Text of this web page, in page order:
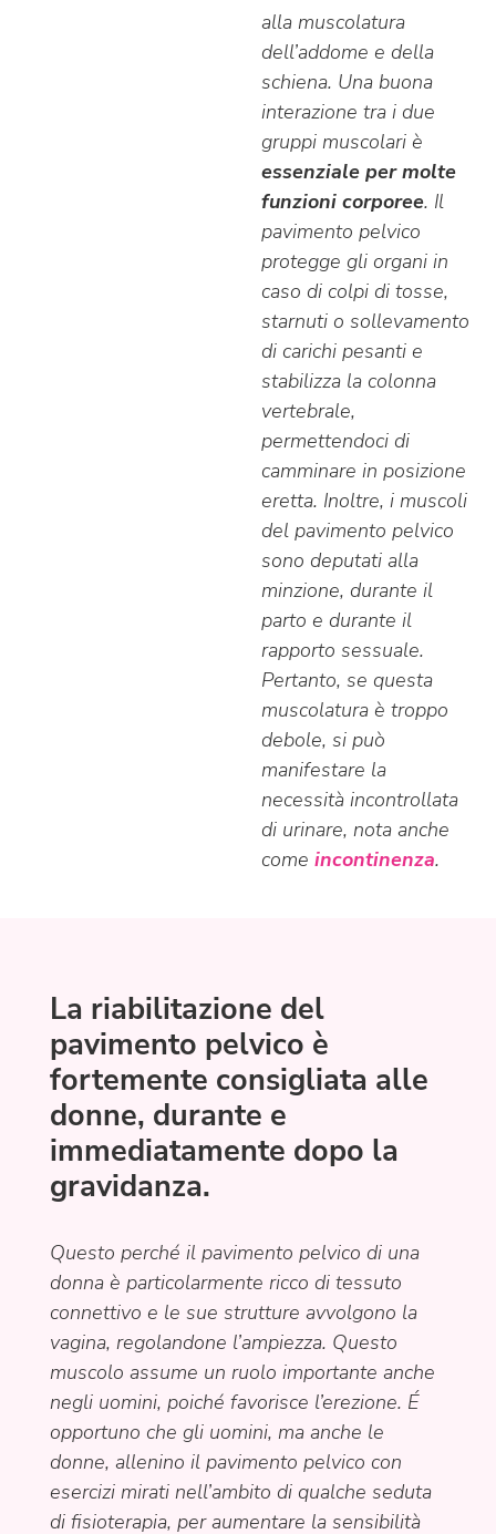
alla muscolatura
dell’addome e della
schiena. Una buona
interazione tra i due
gruppi muscolari è
essenziale per molte
funzioni corporee. Il
pavimento pelvico
protegge gli organi in
caso di colpi di tosse,
starnuti o sollevamento
di carichi pesanti e
stabilizza la colonna
vertebrale,
permettendoci di
camminare in posizione
eretta. Inoltre, i muscoli
del pavimento pelvico
sono deputati alla
minzione, durante il
parto e durante il
rapporto sessuale.
Pertanto, se questa
muscolatura è troppo
debole, si può
manifestare la
necessità incontrollata
di urinare, nota anche
come incontinenza.
La riabilitazione del
pavimento pelvico è
fortemente consigliata alle
donne, durante e
immediatamente dopo la
gravidanza.
Questo perché il pavimento pelvico di una
donna è particolarmente ricco di tessuto
connettivo e le sue strutture avvolgono la
vagina, regolandone l’ampiezza. Questo
muscolo assume un ruolo importante anche
negli uomini, poiché favorisce l’erezione. É
opportuno che gli uomini, ma anche le
donne, allenino il pavimento pelvico con
esercizi mirati nell’ambito di qualche seduta
di fisioterapia, per aumentare la sensibilità